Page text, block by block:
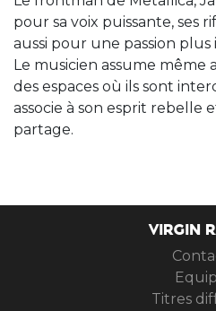
pour sa voix puissante, ses
aussi pour une passion
Le musicien assume même
des espaces où ils sont
associe à son esprit rebelle
partage.
VIRGIN
Titres